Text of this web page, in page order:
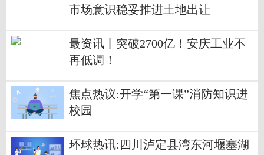
市场意识稳妥推进土地出让
最资讯丨突破2700亿！安庆工业不
再低调！
焦点热议:开学“第一课”消防知识进
校园
环球热讯:四川泸定县湾东河堰塞湖